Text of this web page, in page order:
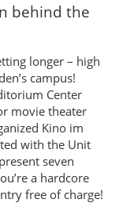
behind the
longer – high
campus!
Center
movie theater
Kino im
with the Unit
seven
a hardcore
free of charge!